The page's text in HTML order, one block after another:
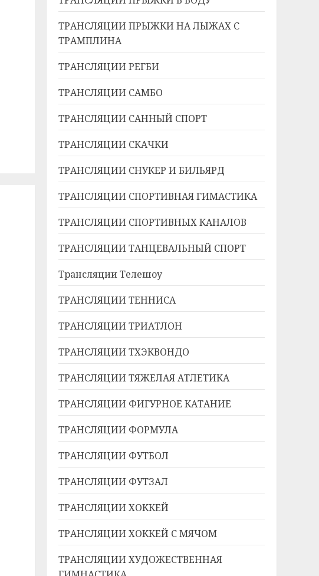
ТРАНСЛЯЦИИ ПРЫЖКИ НА ЛЫЖАХ С
ТРАМПЛИНА
ТРАНСЛЯЦИИ РЕГБИ
ТРАНСЛЯЦИИ САМБО
ТРАНСЛЯЦИИ САННЫЙ СПОРТ
ТРАНСЛЯЦИИ СКАЧКИ
ТРАНСЛЯЦИИ СНУКЕР И БИЛЬЯРД
ТРАНСЛЯЦИИ СПОРТИВНАЯ ГИМАСТИКА
ТРАНСЛЯЦИИ СПОРТИВНЫХ КАНАЛОВ
ТРАНСЛЯЦИИ ТАНЦЕВАЛЬНЫЙ СПОРТ
Трансляции Телешоу
ТРАНСЛЯЦИИ ТЕННИСА
ТРАНСЛЯЦИИ ТРИАТЛОН
ТРАНСЛЯЦИИ ТХЭКВОНДО
ТРАНСЛЯЦИИ ТЯЖЕЛАЯ АТЛЕТИКА
ТРАНСЛЯЦИИ ФИГУРНОЕ КАТАНИЕ
ТРАНСЛЯЦИИ ФОРМУЛА
ТРАНСЛЯЦИИ ФУТБОЛ
ТРАНСЛЯЦИИ ФУТЗАЛ
ТРАНСЛЯЦИИ ХОККЕЙ
ТРАНСЛЯЦИИ ХОККЕЙ С МЯЧОМ
ТРАНСЛЯЦИИ ХУДОЖЕСТВЕННАЯ